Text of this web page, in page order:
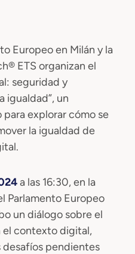
Europeo en Milán y la
ETS organizan el
seguridad y
igualdad”, un
explorar cómo se
la igualdad de
a las 16:30, en la
Parlamento Europeo
un diálogo sobre el
el contexto digital,
desafíos pendientes